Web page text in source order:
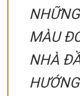
MÀU
NHÀ